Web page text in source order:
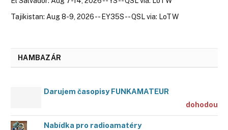
Tajikistan: Aug 8-9, 2026 -- EY35S -- QSL via: LoTW
HAMBAZÁR
Darujem časopisy FUNKAMATEUR
dohodou
Nabídka pro radioamatéry